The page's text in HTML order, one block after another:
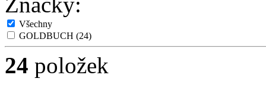
Všechny
GOLDBUCH (24)
24 položek